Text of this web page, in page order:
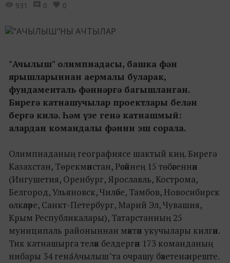
931 0 0
"Ачылыш" олимпиадасы, башка фән
ярышларыннан аермалы буларак,
фундаменталь фәннәргә багышланган.
Бирегә катнашучылар проектлары белән
бергә килә. Һәм үзе генә катнашмый:
алардан командалы фәнни эш сорала.
Олимпиаданың географиясе шактый киң. Бирегә
Казахстан, Төрекмәнстан, Рәсәйнең 15 төбәгеннән
(Ингушетия, Оренбург, Ярославль, Кострома,
Белгород, Ульяновск, Чиләбе, Тамбов, Новосибирск
өлкәләре, Санкт-Петербург, Марий Эл, Чувашия,
Крым Республикалары), Татарстанның 25
муниципаль районыннан мәктәп укучылары килгән.
Тик катнашырга теләк белдергән 173 команданың
нибары 34 генә "Ачылыш"та очрашу бәхетенә иреште.